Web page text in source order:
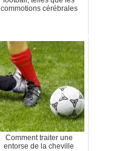
commotions cérébrales
Comment traiter une
entorse de la cheville